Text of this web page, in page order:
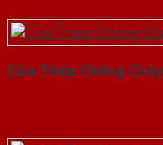
Cửa Thép Chống